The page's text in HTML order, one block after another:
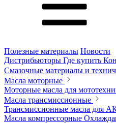
Полезные материалы Новости
Дистрибьюторы Где купить
Смазочные материалы и
Масла моторные
Моторные масла для
Масла трансмиссионные
Трансмиссионные масла для
Масла компрессорные